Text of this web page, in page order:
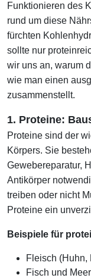
Funktionieren des
rund um diese
fürchten
sollte nur
wir uns an, warum
wie man einen
zusammenstellt.
1. Proteine:
Proteine sind der
Körpers. Sie
Gewebereparatur,
Antikörper
treiben oder nicht
Proteine ein
Beispiele für
Fleisch (Huhn,
Fisch und